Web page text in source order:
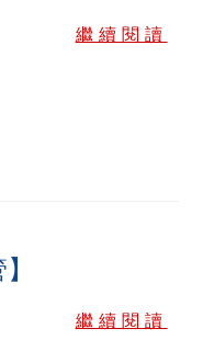
繼續閱讀
繼續閱讀